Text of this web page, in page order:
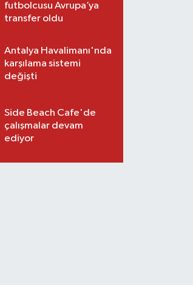
futbolcusu Avrupa’ya
transfer oldu
Antalya Havalimanı'nda
karşılama sistemi
değişti
Side Beach Cafe'de
çalışmalar devam
ediyor